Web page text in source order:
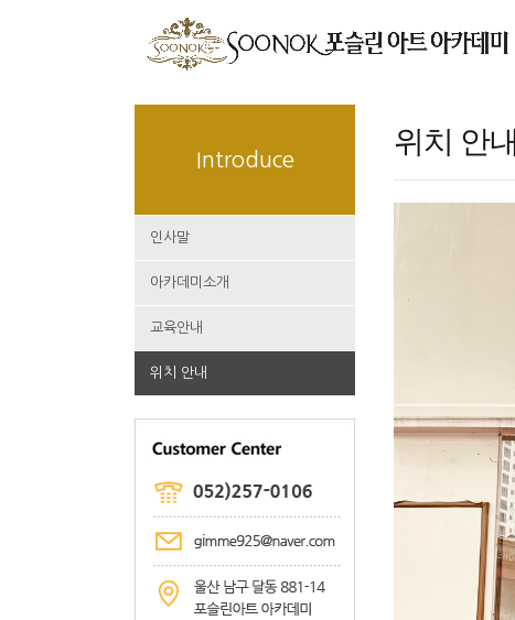
Introduce
인사말
아카데미소개
교육안내
위치 안내
위치 안내